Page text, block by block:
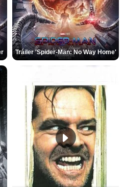
Tráiler 'Spider-Man: No Way Home'